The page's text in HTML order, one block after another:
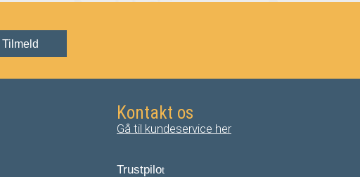
Tilmeld
Kontakt os
Gå til kundeservice her
Trustpilot